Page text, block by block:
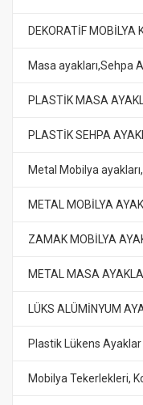
DEKORATİF MOBİLYA
Masa ayakları,Sehpa
PLASTİK MASA
PLASTİK SEHPA
Metal Mobilya ayakları,
METAL MOBİLYA
ZAMAK MOBİLYA
METAL MASA
LÜKS ALÜMİNYUM
Plastik Lükens Ayaklar
Mobilya Tekerlekleri,